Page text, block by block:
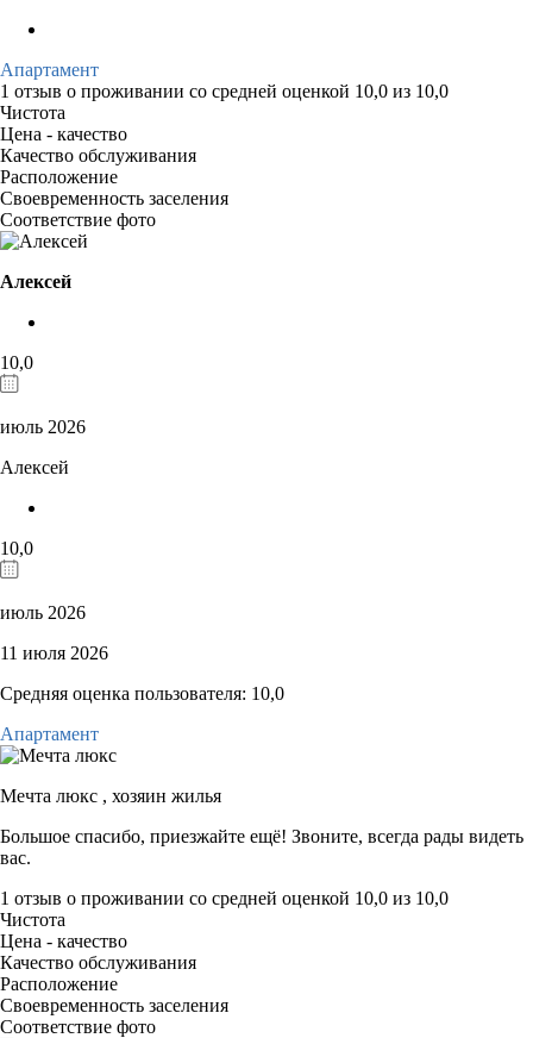
Апартамент
1 отзыв о проживании со средней оценкой 10,0 из 10,0
Чистота
Цена - качество
Качество обслуживания
Расположение
Своевременность заселения
Соответствие фото
Алексей
10,0
июль 2026
Алексей
10,0
июль 2026
11 июля 2026
Средняя оценка пользователя: 10,0
Апартамент
Мечта люкс , хозяин жилья
Большое спасибо, приезжайте ещё! Звоните, всегда рады видеть
вас.
1 отзыв о проживании со средней оценкой 10,0 из 10,0
Чистота
Цена - качество
Качество обслуживания
Расположение
Своевременность заселения
Соответствие фото